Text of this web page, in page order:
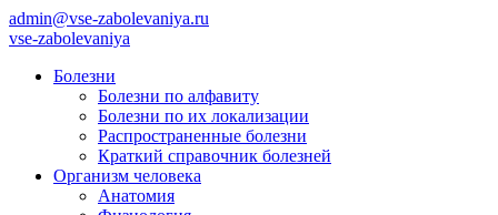
admin@vse-zabolevaniya.ru
vse-zabolevaniya
Болезни
Болезни по алфавиту
Болезни по их локализации
Распространенные болезни
Краткий справочник болезней
Организм человека
Анатомия